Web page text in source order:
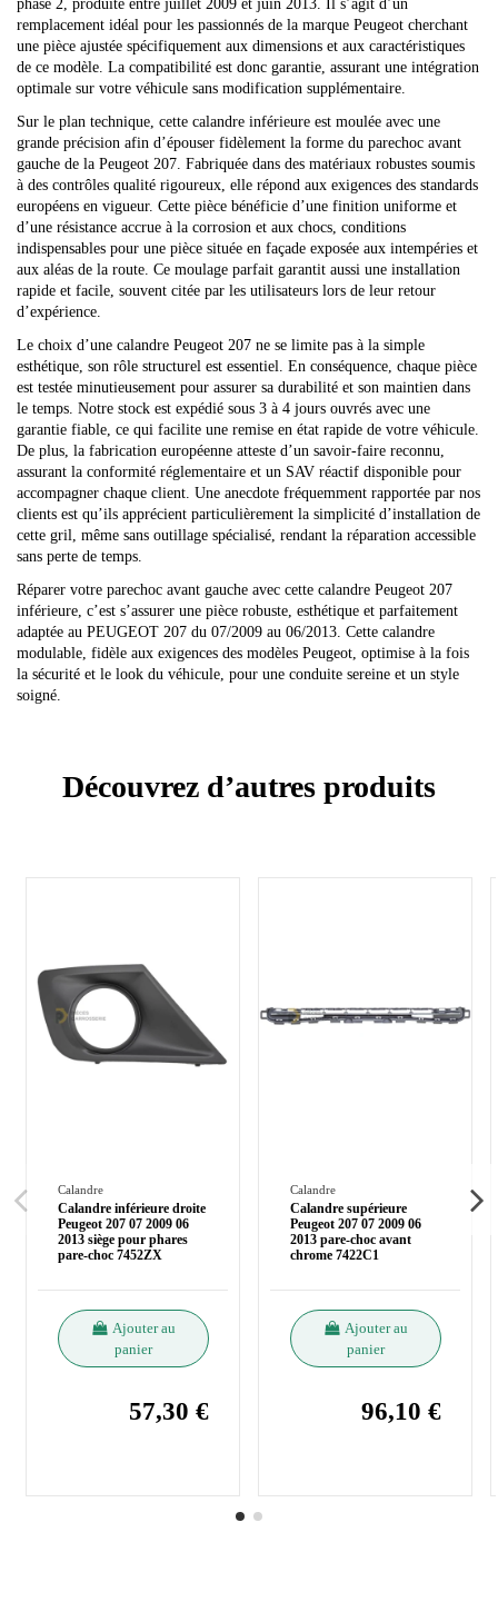
phase 2, produite entre juillet 2009 et juin 2013. Il s’agit d’un
remplacement idéal pour les passionnés de la marque Peugeot cherchant
une pièce ajustée spécifiquement aux dimensions et aux caractéristiques
de ce modèle. La compatibilité est donc garantie, assurant une intégration
optimale sur votre véhicule sans modification supplémentaire.
Sur le plan technique, cette calandre inférieure est moulée avec une
grande précision afin d’épouser fidèlement la forme du parechoc avant
gauche de la Peugeot 207. Fabriquée dans des matériaux robustes soumis
à des contrôles qualité rigoureux, elle répond aux exigences des standards
européens en vigueur. Cette pièce bénéficie d’une finition uniforme et
d’une résistance accrue à la corrosion et aux chocs, conditions
indispensables pour une pièce située en façade exposée aux intempéries et
aux aléas de la route. Ce moulage parfait garantit aussi une installation
rapide et facile, souvent citée par les utilisateurs lors de leur retour
d’expérience.
Le choix d’une calandre Peugeot 207 ne se limite pas à la simple
esthétique, son rôle structurel est essentiel. En conséquence, chaque pièce
est testée minutieusement pour assurer sa durabilité et son maintien dans
le temps. Notre stock est expédié sous 3 à 4 jours ouvrés avec une
garantie fiable, ce qui facilite une remise en état rapide de votre véhicule.
De plus, la fabrication européenne atteste d’un savoir-faire reconnu,
assurant la conformité réglementaire et un SAV réactif disponible pour
accompagner chaque client. Une anecdote fréquemment rapportée par nos
clients est qu’ils apprécient particulièrement la simplicité d’installation de
cette gril, même sans outillage spécialisé, rendant la réparation accessible
sans perte de temps.
Réparer votre parechoc avant gauche avec cette calandre Peugeot 207
inférieure, c’est s’assurer une pièce robuste, esthétique et parfaitement
adaptée au PEUGEOT 207 du 07/2009 au 06/2013. Cette calandre
modulable, fidèle aux exigences des modèles Peugeot, optimise à la fois
la sécurité et le look du véhicule, pour une conduite sereine et un style
soigné.
Découvrez d’autres produits
Calandre
Calandre inférieure droite
Peugeot 207 07 2009 06
2013 siège pour phares
pare-choc 7452ZX
Ajouter au
panier
57,30 €
Calandre
Calandre supérieure
Peugeot 207 07 2009 06
2013 pare-choc avant
chrome 7422C1
Ajouter au
panier
96,10 €